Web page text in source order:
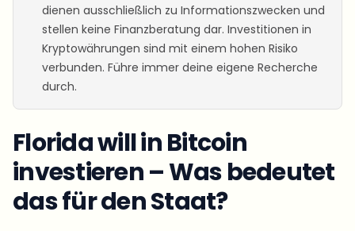
dienen ausschließlich zu Informationszwecken und
stellen keine Finanzberatung dar. Investitionen in
Kryptowährungen sind mit einem hohen Risiko
verbunden. Führe immer deine eigene Recherche
durch.
Florida will in Bitcoin
investieren – Was bedeutet
das für den Staat?